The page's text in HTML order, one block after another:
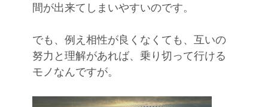
間が出来てしまいやすいのです。
でも、例え相性が良くなくても、互いの
努力と理解があれば、乗り切って行ける
モノなんですが。